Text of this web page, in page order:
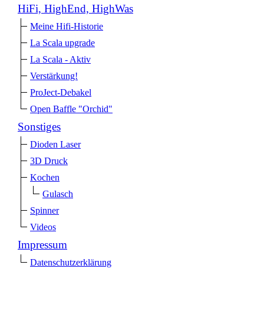
HiFi, HighEnd, HighWas
Meine Hifi-Historie
La Scala upgrade
La Scala - Aktiv
Verstärkung!
ProJect-Debakel
Open Baffle "Orchid"
Sonstiges
Dioden Laser
3D Druck
Kochen
Gulasch
Spinner
Videos
Impressum
Datenschutzerklärung